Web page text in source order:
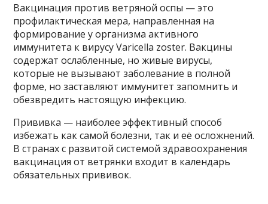
Вакцинация против ветряной оспы — это
профилактическая мера, направленная на
формирование у организма активного
иммунитета к вирусу Varicella zoster. Вакцины
содержат ослабленные, но живые вирусы,
которые не вызывают заболевание в полной
форме, но заставляют иммунитет запомнить и
обезвредить настоящую инфекцию.
Прививка — наиболее эффективный способ
избежать как самой болезни, так и её осложнений.
В странах с развитой системой здравоохранения
вакцинация от ветрянки входит в календарь
обязательных прививок.